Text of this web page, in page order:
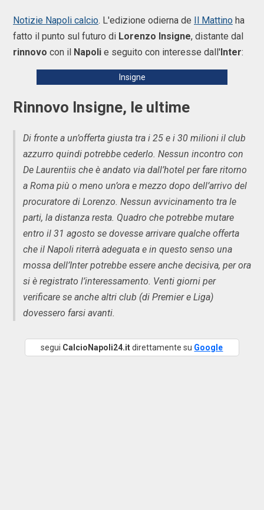
Notizie Napoli calcio. L'edizione odierna de Il Mattino ha
fatto il punto sul futuro di Lorenzo Insigne, distante dal
rinnovo con il Napoli e seguito con interesse dall'Inter:
Insigne
Rinnovo Insigne, le ultime
Di fronte a un’offerta giusta tra i 25 e i 30 milioni il club
azzurro quindi potrebbe cederlo. Nessun incontro con
De Laurentiis che è andato via dall’hotel per fare ritorno
a Roma più o meno un’ora e mezzo dopo dell’arrivo del
procuratore di Lorenzo. Nessun avvicinamento tra le
parti, la distanza resta. Quadro che potrebbe mutare
entro il 31 agosto se dovesse arrivare qualche offerta
che il Napoli riterrà adeguata e in questo senso una
mossa dell’Inter potrebbe essere anche decisiva, per ora
si è registrato l’interessamento. Venti giorni per
verificare se anche altri club (di Premier e Liga)
dovessero farsi avanti.
segui CalcioNapoli24.itdirettamente su Google